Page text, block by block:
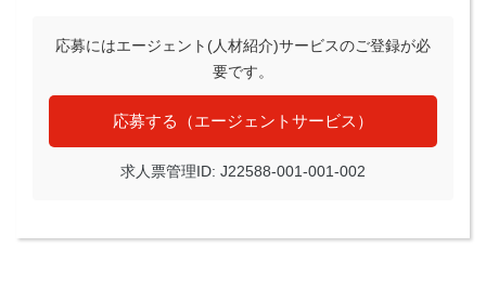
応募にはエージェント(人材紹介)サービスのご登録が必
要です。
応募する（エージェントサービス）
求人票管理ID: J22588-001-001-002